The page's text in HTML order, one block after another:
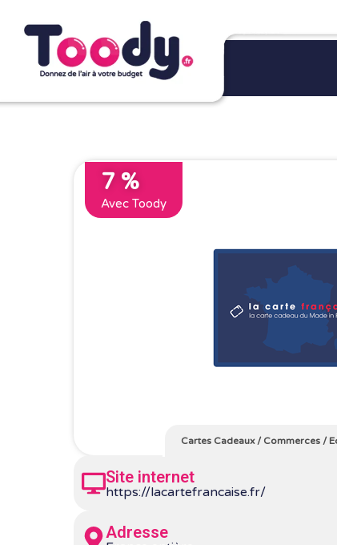
7 %
Avec Toody
Cartes Cadeaux/ Commerces/
Site internet
https://lacartefrancaise.fr/
Adresse